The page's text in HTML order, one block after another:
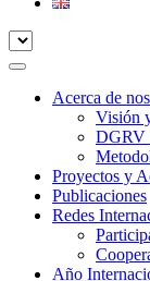
Acerca de
Visión
DGRV
Proyectos y
Publicaciones
Redes
Año